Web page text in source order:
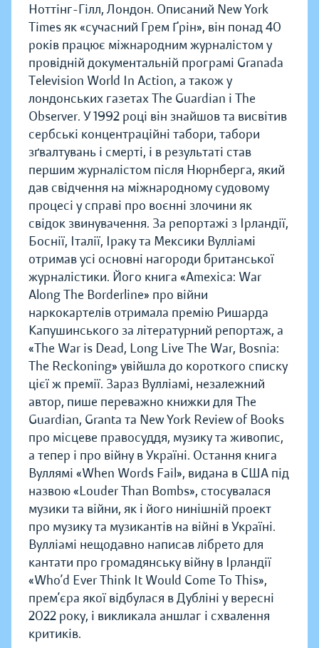
Ноттінг-Гілл, Лондон. Описаний New York
Times як «сучасний Грем Ґрін», він понад 40
років працює міжнародним журналістом у
провідній документальній програмі Granada
Television World In Action, а також у
лондонських газетах The Guardian і The
Observer. У 1992 році він знайшов та висвітив
сербські концентраційні табори, табори
зґвалтувань і смерті, і в результаті став
першим журналістом після Нюрнберга, який
дав свідчення на міжнародному судовому
процесі у справі про воєнні злочини як
свідок звинувачення. За репортажі з Ірландії,
Боснії, Італії, Іраку та Мексики Вулліамі
отримав усі основні нагороди британської
журналістики. Його книга «Amexica: War
Along The Borderline» про війни
наркокартелів отримала премію Ришарда
Капушинського за літературний репортаж, а
«The War is Dead, Long Live The War, Bosnia:
The Reckoning» увійшла до короткого списку
цієї ж премії. Зараз Вулліамі, незалежний
автор, пише переважно книжки для The
Guardian, Granta та New York Review of Books
про місцеве правосуддя, музику та живопис,
а тепер і про війну в Україні. Остання книга
Вуллямі «When Words Fail», видана в США під
назвою «Louder Than Bombs», стосувалася
музики та війни, як і його нинішній проект
про музику та музикантів на війні в Україні.
Вулліамі нещодавно написав лібрето для
кантати про громадянську війну в Ірландії
«Who’d Ever Think It Would Come To This»,
прем’єра якої відбулася в Дубліні у вересні
2022 року, і викликала аншлаг і схвалення
критиків.